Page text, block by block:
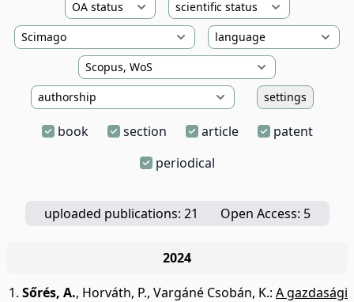
settings
book section article
patent
periodical
uploaded publications: 21 Open Access: 5
2024
Sőrés, A., Horváth, P., Vargáné Csobán, K.: A gazdasági